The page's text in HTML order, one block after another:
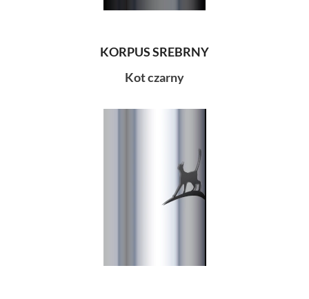
KORPUS SREBRNY
Kot czarny